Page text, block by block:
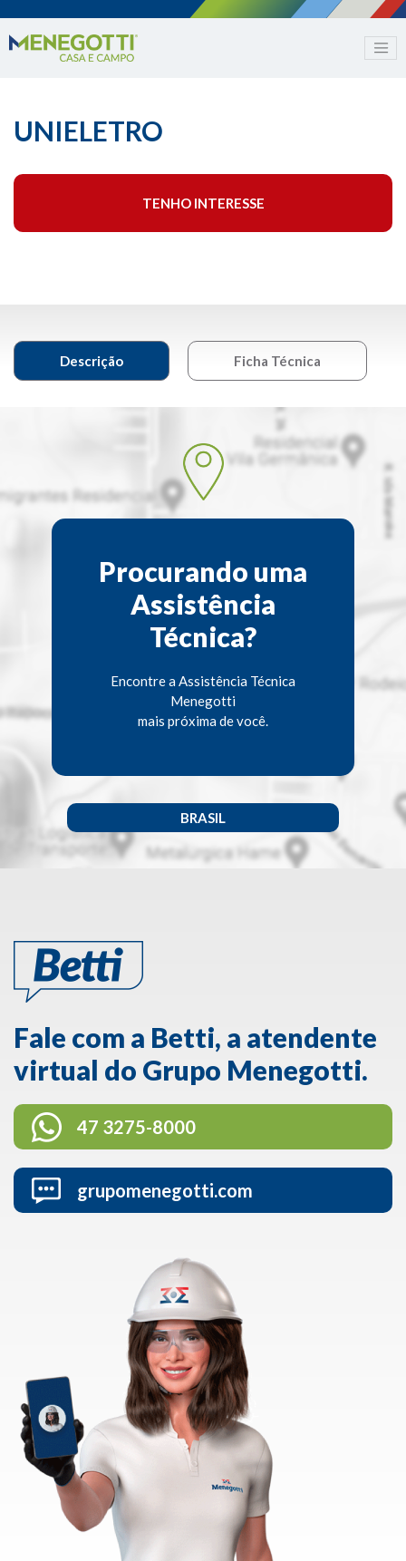
UNIELETRO
TENHO INTERESSE
Descrição Ficha Técnica
Procurando uma
Assistência
Técnica?
Encontre a Assistência Técnica
Menegotti
mais próxima de você.
BRASIL
Fale com a Betti, a atendente
virtual do Grupo Menegotti.
47 3275-8000
grupomenegotti.com